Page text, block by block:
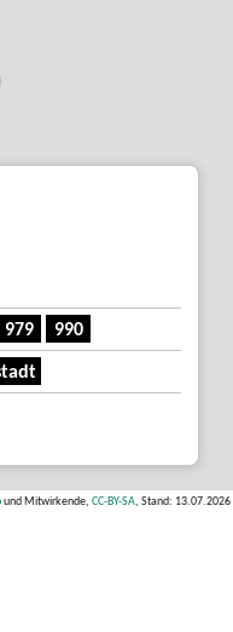
979
990
und Mitwirkende, CC-BY-SA, Stand: 13.07.2026